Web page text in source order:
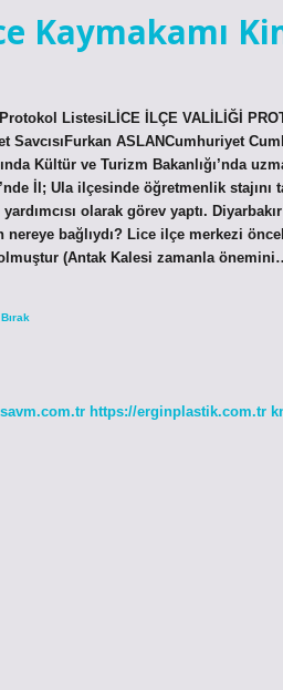
Kaymakamı
ListesiLİCE İLÇE VALİLİĞİ
ASLANCumhuriyet
Kültür ve Turizm Bakanlığı’nda
İl; Ula ilçesinde öğretmenlik stajını
olarak görev yaptı.
bağlıydı? Lice ilçe merkezi
(Antak Kalesi zamanla
https://erginplastik.com.tr